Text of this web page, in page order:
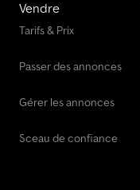
Vendre
Tarifs & Prix
Passer des annonces
Gérer les annonces
Sceau de confiance